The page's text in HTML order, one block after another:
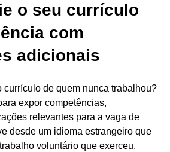
o seu currículo
com
adicionais
currículo de quem nunca trabalhou?
expor competências,
relevantes para a vaga de
desde um idioma estrangeiro que
voluntário que exerceu.